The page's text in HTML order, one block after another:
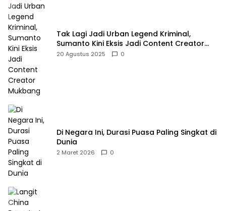
Tak Lagi Jadi Urban Legend Kriminal,
Sumanto Kini Eksis Jadi Content Creator
Mukbang
20 Agustus 2025 0
Di Negara Ini, Durasi Puasa Paling Singkat di
Dunia
2 Maret 2026 0